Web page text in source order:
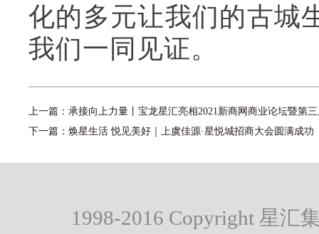
化的多元让我们的古城
我们一同见证。
上一篇： 承接向上力量丨宝龙星汇亮相2021新商网商业论坛暨第
下一篇： 焕星生活 悦见美好｜上虞佳源·星悦城招商大会圆满成功
1998-2016 Copyright 星汇